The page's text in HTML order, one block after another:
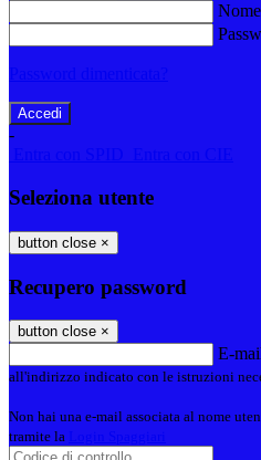
-
Seleziona utente
button close ×
Recupero password
button close ×
E-
all'indirizzo indicato con le istruzioni
Non hai una e-mail associata al nome
tramite la